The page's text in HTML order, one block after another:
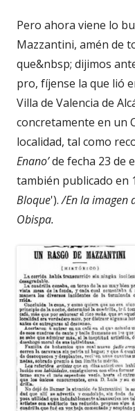
Pero ahora viene lo
Mazzantini, amén de
que&nbsp; dijimos
pro, fíjense la que lió
Villa de Valencia de
concretamente en un
localidad, tal como
Enano’de fecha 23 de
también publicado en
Bloque')./En la imagen
Obispa.